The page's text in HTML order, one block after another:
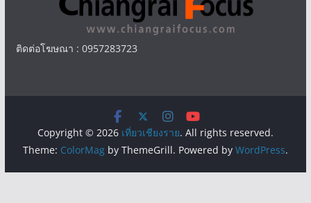
ติดต่อโฆษณา : 0957283723
Copyright © 2026 เที่ยวเชียงราย. All rights reserved.
Theme: ColorMagby ThemeGrill. Powered by WordPress.